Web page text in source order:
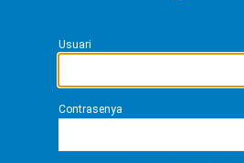
Usuari
Contrasenya